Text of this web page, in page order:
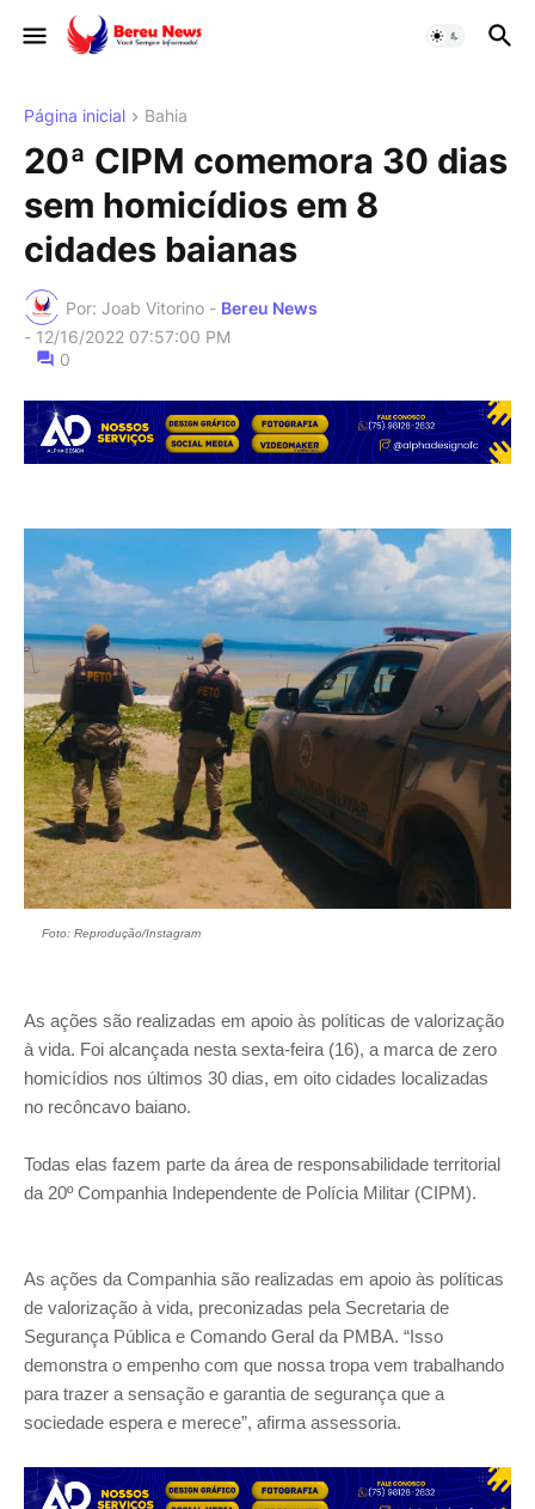
Página inicial Bahia
20ª CIPM comemora 30 dias
sem homicídios em 8
cidades baianas
Por: Joab Vitorino - Bereu News
- 12/16/2022 07:57:00 PM
0
Foto: Reprodução/Instagram
As ações são realizadas em apoio às políticas de valorização
à vida. Foi alcançada nesta sexta-feira (16), a marca de zero
homicídios nos últimos 30 dias, em oito cidades localizadas
no recôncavo baiano.
Todas elas fazem parte da área de responsabilidade territorial
da 20º Companhia Independente de Polícia Militar (CIPM).
As ações da Companhia são realizadas em apoio às políticas
de valorização à vida, preconizadas pela Secretaria de
Segurança Pública e Comando Geral da PMBA. “Isso
demonstra o empenho com que nossa tropa vem trabalhando
para trazer a sensação e garantia de segurança que a
sociedade espera e merece”, afirma assessoria.